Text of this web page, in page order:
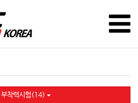
부착력시험(14)